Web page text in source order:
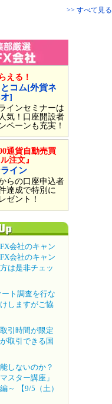
>> すべて見る
える！
コム[外貨ネ
]
インセミナーは
気！口座開設者
ペーンも充実！
通貨自動売買
注文』
イン
らの口座申込者
達成で特別に
ゼント！
会社のキャン
会社のキャン
は是非チェッ
ト調査を行な
しますがご協
引時間が限定
取引できる国
しないのか？
スター講座」
～ 【9/5（土）